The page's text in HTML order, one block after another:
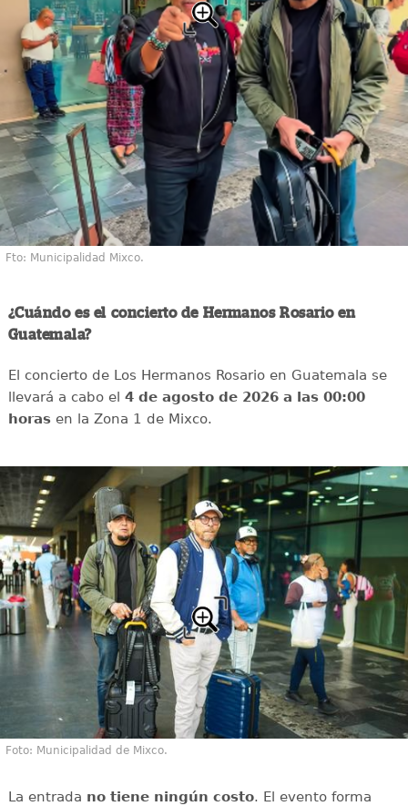
Fto: Municipalidad Mixco.
¿Cuándo es el concierto de Hermanos Rosario en
Guatemala?
El concierto de Los Hermanos Rosario en Guatemala se
llevará a cabo el 4 de agosto de 2026 a las 00:00
horasen la Zona 1 de Mixco.
Foto: Municipalidad de Mixco.
La entrada no tiene ningún costo. El evento forma